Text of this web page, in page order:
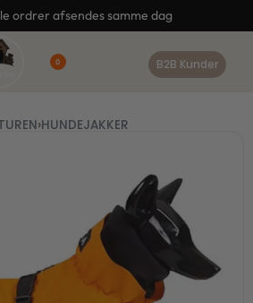
fragt ved køb over 499,-
0 B2B Kunder
›HUNDEJAKKER